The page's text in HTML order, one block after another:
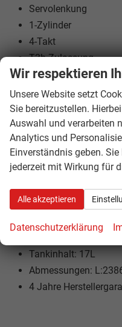
Servolenkung
1-Zylinder
4-Takt
T3b Zulassung
ABS Bremssystem
Allrad zuschaltbar
Einspritzanlage
wassergekühlt
Gepäckträger
Kardanantrieb
Seilwinde
Scheibenbremse
Elektrostarter
Anhängerkupplung
Tankinhalt: 17L
Abmessungen:
4 Jahre
Wir respektieren
Unsere Website setzt
Sie bereitzustellen.
Auswahl und verarbeiten
Analytics und
Einverständnis geben.
jederzeit mit Wirkung für
Alle akzeptieren
Datenschutzerklärung